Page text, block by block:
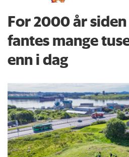
For 2000 år
fantes mange
enn i dag